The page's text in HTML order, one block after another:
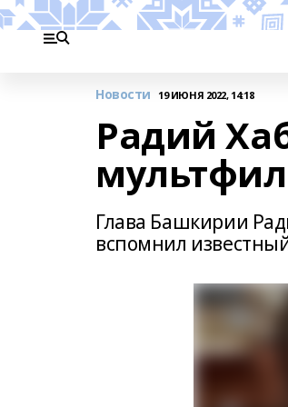
Новости 19 ИЮНЯ 2022, 14:18
Радий
Глава Башкирии
вспомнил